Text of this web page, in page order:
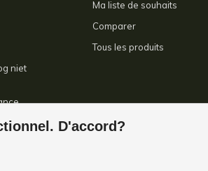
D'accord?
niet
Ma liste de souhaits
Comparer
Tous les produits